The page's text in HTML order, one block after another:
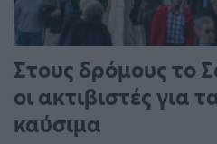
Στους δρόμους το
οι ακτιβιστές για
καύσιμα